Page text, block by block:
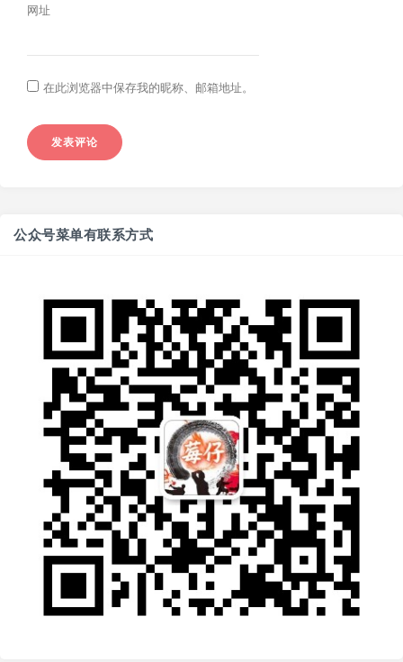
网址
在此浏览器中保存我的昵称、邮箱地址。
公众号菜单有联系方式